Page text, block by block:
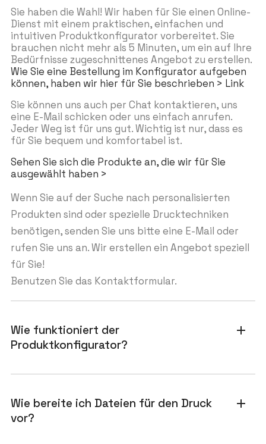
Sie haben die Wahl! Wir haben für Sie einen Online-
Dienst mit einem praktischen, einfachen und
intuitiven Produktkonfigurator vorbereitet. Sie
brauchen nicht mehr als 5 Minuten, um ein auf Ihre
Bedürfnisse zugeschnittenes Angebot zu erstellen.
Wie Sie eine Bestellung im Konfigurator aufgeben
können, haben wir hier für Sie beschrieben > Link
Sie können uns auch per Chat kontaktieren, uns
eine E-Mail schicken oder uns einfach anrufen.
Jeder Weg ist für uns gut. Wichtig ist nur, dass es
für Sie bequem und komfortabel ist.
Sehen Sie sich die Produkte an, die wir für Sie
ausgewählt haben >
Wenn Sie auf der Suche nach personalisierten
Produkten sind oder spezielle Drucktechniken
benötigen, senden Sie uns bitte eine E-Mail oder
rufen Sie uns an. Wir erstellen ein Angebot speziell
für Sie!
Benutzen Sie das Kontaktformular.
Wie funktioniert der
Produktkonfigurator?
add
Wie bereite ich Dateien für den Druck
vor?
add